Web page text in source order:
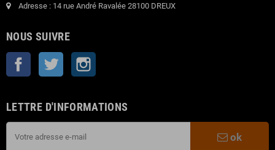
Adresse : 14 rue André Ravalée 28100 DREUX
NOUS SUIVRE
Facebook Twitter
LETTRE D'INFORMATIONS
ok